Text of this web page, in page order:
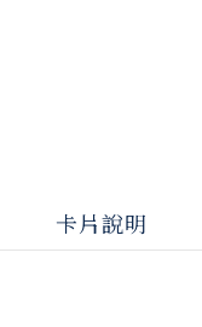
卡片說明